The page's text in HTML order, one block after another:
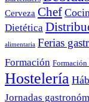
Cerveza Chef
Dietética
alimentaria Ferias
Formación
Hostelería
Jornadas